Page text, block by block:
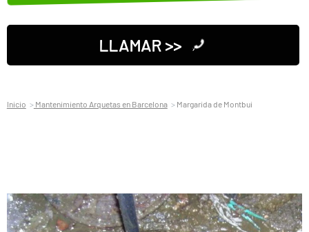
LLAMAR >>
Inicio Mantenimiento Arquetas en Barcelona Margarida de Montbui